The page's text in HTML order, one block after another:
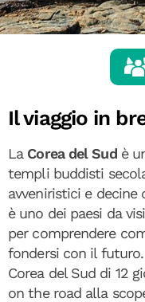
Il viaggio in
La Corea del Sudè
templi buddisti
avveniristici e decine
è uno dei paesi da
per comprendere
fondersi con il
Corea del Sud di 12
on the road alla